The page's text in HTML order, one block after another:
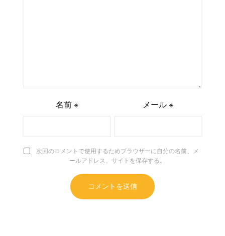
名前※ メール ※
次回のコメントで使用するためブラウザーに自分の名前、メ
ールアドレス、サイトを保存する。